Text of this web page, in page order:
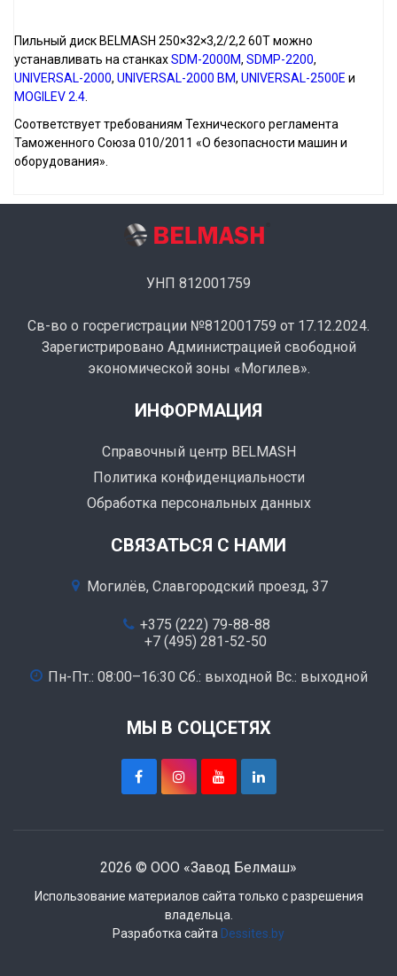
Пильный диск BELMASH 250×32×3,2/2,2 60Т можно
устанавливать на станкахSDM-2000M, SDMP-2200,
UNIVERSAL-2000, UNIVERSAL-2000 ВМ, UNIVERSAL-2500Е и
MOGILEV 2.4
Соответствует требованиям Технического регламента
Таможенного Союза 010/2011 «О безопасности машин и
оборудования».
УНП 812001759
Св-во о госрегистрации №812001759 от 17.12.2024.
Зарегистрировано Администрацией свободной
экономической зоны «Могилев».
ИНФОРМАЦИЯ
Справочный центр BELMASH
Политика конфиденциальности
Обработка персональных данных
СВЯЗАТЬСЯ С НАМИ
Могилёв, Славгородский проезд, 37
+375 (222) 79-88-88
+7 (495) 281-52-50
Пн-Пт.: 08:00–16:30 Сб.: выходной Вс.: выходной
МЫ В СОЦСЕТЯХ
2026 © ООО «Завод Белмаш»
Использование материалов сайта только с разрешения
владельца.
Разработка сайта Dessites.by